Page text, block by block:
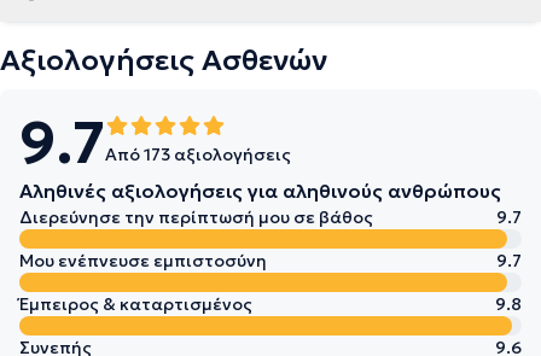
Αξιολογήσεις Ασθενών
9.7Από 173 αξιολογήσεις
Αληθινές αξιολογήσεις για αληθινούς ανθρώπους
Διερεύνησε την περίπτωσή μου σε βάθος
9.7
Μου ενέπνευσε εμπιστοσύνη
9.7
Έμπειρος & καταρτισμένος
9.8
Συνεπής
9.6